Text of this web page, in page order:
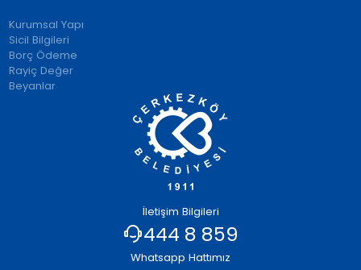
Kurumsal Yapı
Sicil Bilgileri
Borç Ödeme
Rayiç Değer
Beyanlar
İletişim Bilgileri
444 8 859
Whatsapp Hattımız